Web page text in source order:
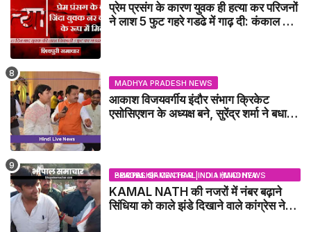
प्रेम प्रसंग के कारण युवक ही हत्या कर परिजनों
ने लाश 5 फुट गहरे गडढे में गाढ़ दी: कंकाल के
MADHYA PRADESH NEWS
आकाश विजयवर्गीय इंदौर संभाग क्रिकेट
एसोसिएशन के अध्यक्ष बने, सुरेंद्र शर्मा ने बधाई
BHOPAL SAMACHAR | NO 1 HINDI NEWS PORTAL OF CENTRAL INDIA (MADHYA PRADESH)
KAMAL NATH की नजरों में नंबर बढ़ाने
सिंधिया को काले झंडे दिखाने वाले कांग्रेस नेता